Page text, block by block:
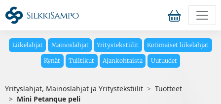
Liikelahjat Mainoslahjat Yritystekstiilit Kotimaiset liikelahjat
Kynät Tulitikut Ajankohtaista Uutuudet
Yrityslahjat, Mainoslahjat ja Yritystekstiilit
Tuotteet
Mini Petanque peli